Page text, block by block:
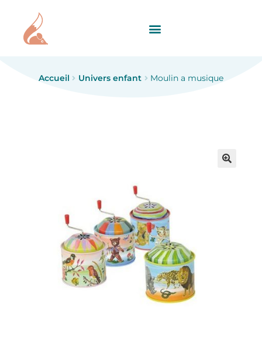
Accueil Univers enfant Moulin a musique